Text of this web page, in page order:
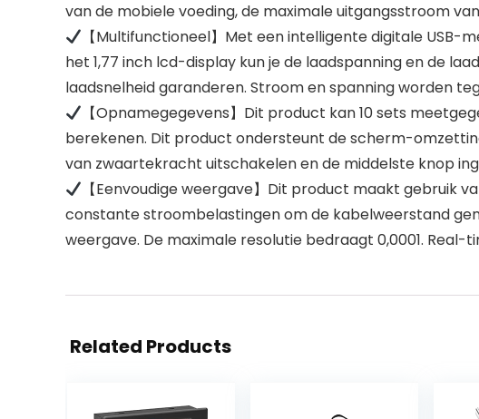
van de mobiele voeding, de maximale uitgangsstroom
【Multifunctioneel】Met een intelligente digitale
het 1,77 inch lcd-display kun je de laadspanning en de
laadsnelheid garanderen. Stroom en spanning worden
【Opnamegegevens】Dit product kan 10 sets
berekenen. Dit product ondersteunt de scherm-
van zwaartekracht uitschakelen en de middelste knop
【Eenvoudige weergave】Dit product maakt
constante stroombelastingen om de kabelweerstand
weergave. De maximale resolutie bedraagt 0,0001.
Related Products